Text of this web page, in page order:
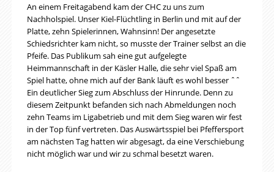
An einem Freitagabend kam der CHC zu uns zum
Nachholspiel. Unser Kiel-Flüchtling in Berlin und mit auf der
Platte, zehn Spielerinnen, Wahnsinn! Der angesetzte
Schiedsrichter kam nicht, so musste der Trainer selbst an die
Pfeife. Das Publikum sah eine gut aufgelegte
Heimmannschaft in der Käsler Halle, die sehr viel Spaß am
Spiel hatte, ohne mich auf der Bank läuft es wohl besser ˆˆ
Ein deutlicher Sieg zum Abschluss der Hinrunde. Denn zu
diesem Zeitpunkt befanden sich nach Abmeldungen noch
zehn Teams im Ligabetrieb und mit dem Sieg waren wir fest
in der Top fünf vertreten. Das Auswärtsspiel bei Pfeffersport
am nächsten Tag hatten wir abgesagt, da eine Verschiebung
nicht möglich war und wir zu schmal besetzt waren.